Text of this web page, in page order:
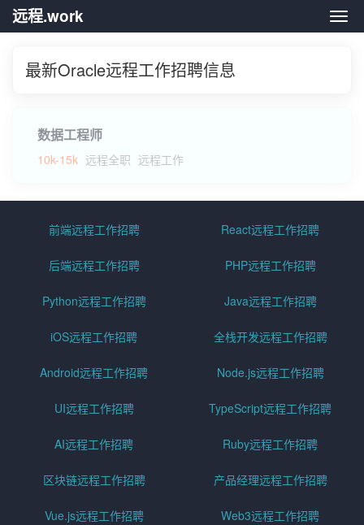
远
远程.work
最新Oracle远程工作招聘信息
数据工程师
10k-15k 远程全职 远程工作
前端远程工作招聘 React远程工作招聘
后端远程工作招聘 PHP远程工作招聘
Python远程工作招聘 Java远程工作招聘
iOS远程工作招聘 全栈开发远程工作招聘
Android远程工作招聘 Node.js远程工作招聘
UI远程工作招聘 TypeScript远程工作招聘
AI远程工作招聘 Ruby远程工作招聘
区块链远程工作招聘 产品经理远程工作招聘
Vue.js远程工作招聘 Web3远程工作招聘